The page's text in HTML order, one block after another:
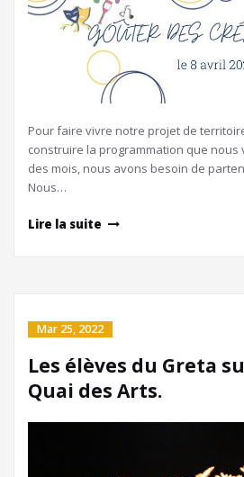
Pour faire vivre notre projet de
construire la programmation que
des mois, nous avons besoin de
Nous…
Lire la suite
Mar 25, 2022
Les élèves du Greta
Quai des Arts.